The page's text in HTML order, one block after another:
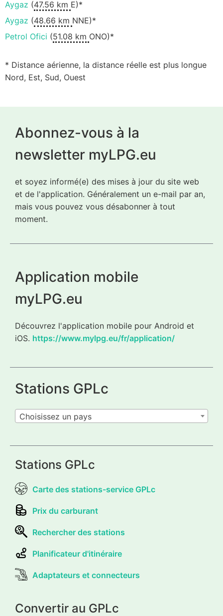
Aygaz (47.56 km E)*
Aygaz (48.66 km NNE)*
Petrol Ofici (51.08 km ONO)*
* Distance aérienne, la distance réelle est plus longue
Nord, Est, Sud, Ouest
Abonnez-vous à la
newsletter myLPG.eu
et soyez informé(e) des mises à jour du site web
et de l'application. Généralement un e-mail par an,
mais vous pouvez vous désabonner à tout
moment.
Application mobile
myLPG.eu
Découvrez l'application mobile pour Android et
iOS. https://www.mylpg.eu/fr/application/
Stations GPLc
Choisissez un pays
Stations GPLc
Carte des stations-service GPLc
Prix du carburant
Rechercher des stations
Planificateur d'itinéraire
Adaptateurs et connecteurs
Convertir au GPLc